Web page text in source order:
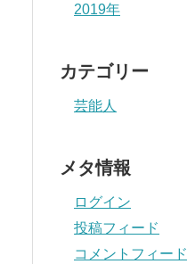
2019年
カテゴリー
芸能人
メタ情報
ログイン
投稿フィード
コメントフィード